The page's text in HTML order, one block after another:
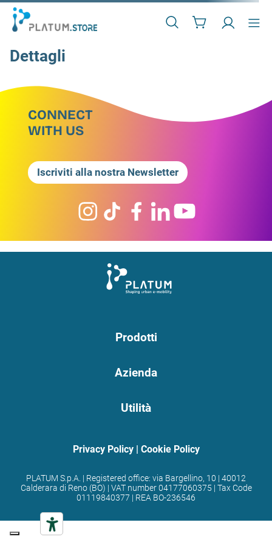
Dettagli
CONNECT
WITH US
Iscriviti alla nostra Newsletter
Prodotti
Azienda
Utilità
Privacy Policy| Cookie Policy
PLATUM S.p.A. | Registered office: via Bargellino, 10 | 40012
Calderara di Reno (BO) | VAT number 04177060375 | Tax Code
01119840377 | REA BO-236546